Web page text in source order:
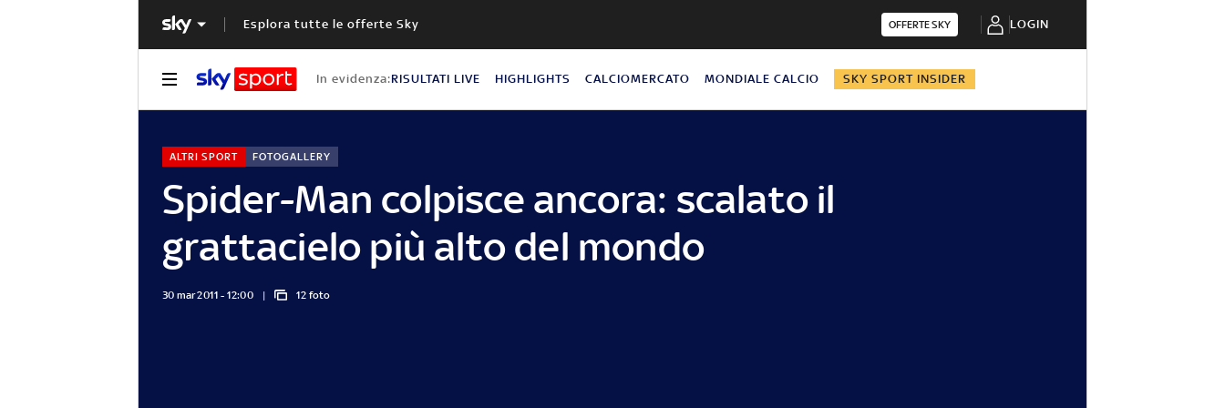
Esplora tutte le offerte Sky OFFERTE SKY LOGIN
In evidenza:RISULTATI LIVE HIGHLIGHTS CALCIOMERCATO MONDIALE CALCIO SKY SPORT INSIDER
Spider-Man colpisce ancora: scalato il
grattacielo più alto del mondo
ALTRI SPORT FOTOGALLERY
30 mar 2011 - 12:00 12 foto